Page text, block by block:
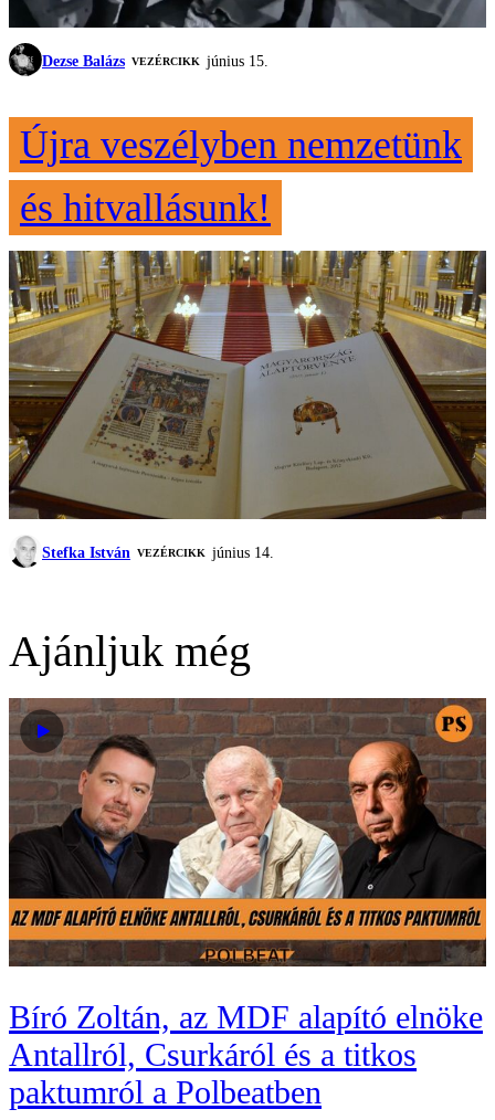
Dezse Balázs VEZÉRCIKK június 15.
Újra veszélyben nemzetünk
és hitvallásunk!
Stefka István VEZÉRCIKK június 14.
Ajánljuk még
Bíró Zoltán, az MDF alapító elnöke
Antallról, Csurkáról és a titkos
paktumról a Polbeatben